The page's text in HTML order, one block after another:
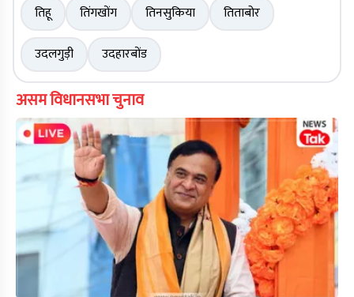
तिहू
तिंगखोंग तिनसुकिया
तिताबोर
उदलगुड़ी
उदहारबोंड
असम विधानसभा चुनाव